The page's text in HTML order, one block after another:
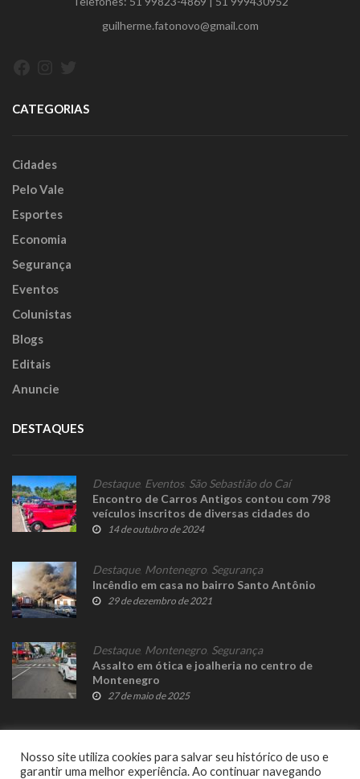
guilherme.fatonovo@gmail.com
CATEGORIAS
Cidades
Pelo Vale
Esportes
Economia
Segurança
Eventos
Colunistas
Blogs
Editais
Anuncie
DESTAQUES
Destaque, Eventos, São Sebastião do Caí
Encontro de Carros Antigos contou com 798
veículos inscritos de diversas cidades do
Estado
14 de outubro de 2024
Destaque, Montenegro Segurança
Incêndio em casa no bairro Santo Antônio
29 de dezembro de 2021
Destaque, Montenegro Segurança
Assalto em ótica e joalheria no centro de
Montenegro
27 de maio de 2025
Nosso site utiliza cookies para salvar seu histórico de uso e
garantir uma melhor experiência. Ao continuar navegando